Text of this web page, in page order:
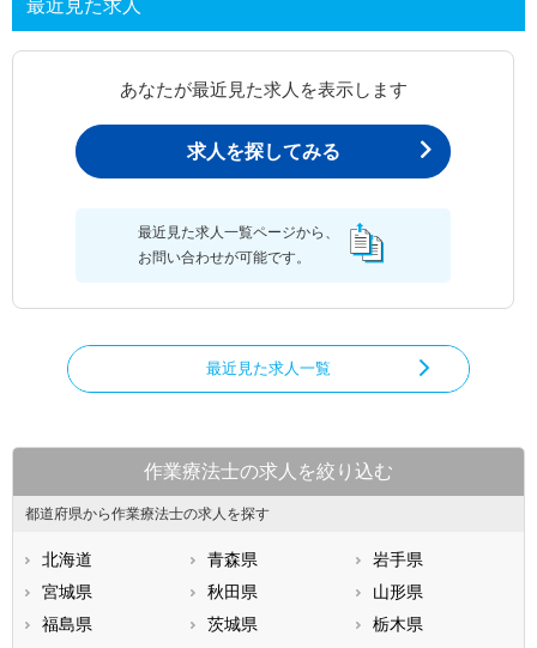
最近見た求人
あなたが最近見た求人を表示します
求人を探してみる
最近見た求人一覧ページから、
お問い合わせが可能です。
最近見た求人一覧
作業療法士の求人を絞り込む
都道府県から作業療法士の求人を探す
北海道 青森県
岩手県
宮城県
秋田県
山形県
福島県
茨城県
栃木県